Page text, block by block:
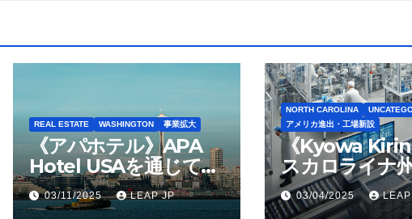
REAL ESTATE WASHINGTON 事業拡大
《アパホテル》APA
Hotel USAを通じて
Hilton Seattleの取得
を完了
03/11/2025 LEAP JP
NORTH CAROLINA
アメリカ進出・工場新設
《Kyowa
スカロライナ
米リージョン
建設を決定
03/04/2025